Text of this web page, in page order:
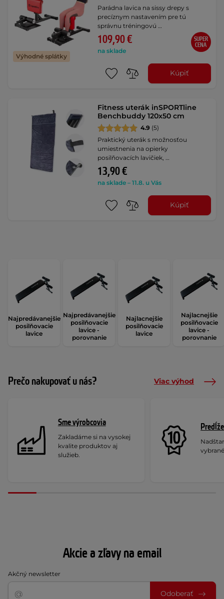
Výhodné splátky
Parádna lavica na sissy drepy s
precíznym nastavením pre tú
správnu tréningovú …
109,90 €
na sklade
SUPER
CENA
Kúpiť
Fitness uterák inSPORTline
Benchbuddy 120x50 cm
4.9 (5)
Praktický uterák s možnosťou
umiestnenia na opierky
posilňovacích lavičiek, …
13,90 €
na sklade – 11.8. u Vás
Kúpiť
Najpredávanejšie
posilňovacie
lavice
Najpredávanejšie
posilňovacie
lavice -
porovnanie
Najlacnejšie
posilňovacie
lavice
Najlacnejšie
posilňovacie
lavice -
porovnanie
Prečo nakupovať u nás? Viac výhod
Sme výrobcovia
Zakladáme si na vysokej
kvalite produktov aj
služieb.
Akcie a zľavy na email
Akčný newsletter
Odoberať